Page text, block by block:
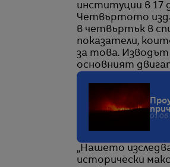
институции в 17
Четвъртото
в четвъртък в
показатели,
за това. Изводът
основният
„Нашето
исторически